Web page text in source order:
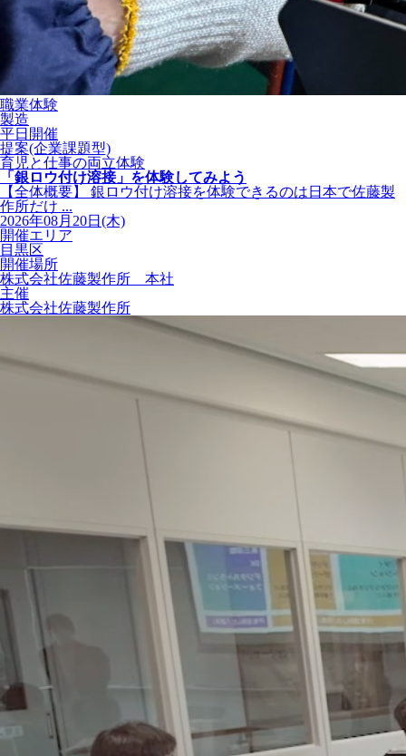
職業体験
製造
平日開催
提案(企業課題型)
育児と仕事の両立体験
「銀ロウ付け溶接」を体験してみよう
【全体概要】 銀ロウ付け溶接を体験できるのは日本で佐藤製
作所だけ ...
2026年08月20日(木)
開催エリア
目黒区
開催場所
株式会社佐藤製作所 本社
主催
株式会社佐藤製作所